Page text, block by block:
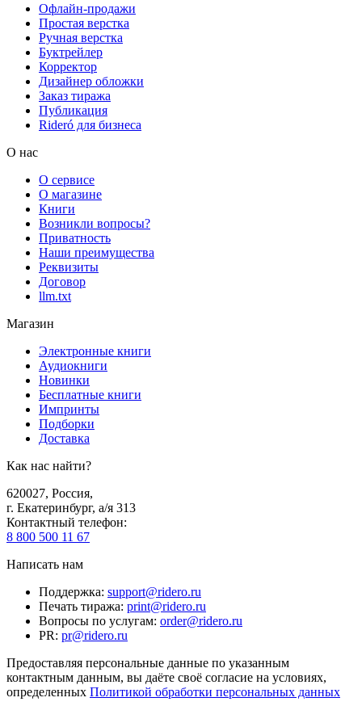
Офлайн-продажи
Простая верстка
Ручная верстка
Буктрейлер
Корректор
Дизайнер обложки
Заказ тиража
Публикация
Rideró для бизнеса
О нас
О сервисе
О магазине
Книги
Возникли вопросы?
Приватность
Наши преимущества
Реквизиты
Договор
llm.txt
Магазин
Электронные книги
Аудиокниги
Новинки
Бесплатные книги
Импринты
Подборки
Доставка
Как нас найти?
620027, Россия,
г. Екатеринбург, а/я 313
Контактный телефон:
8 800 500 11 67
Написать нам
Поддержка: support@ridero.ru
Печать тиража: print@ridero.ru
Вопросы по услугам: order@ridero.ru
PR: pr@ridero.ru
Предоставляя персональные данные по указанным
контактным данным, вы даёте своё согласие на условиях,
определенных Политикой обработки персональных данных